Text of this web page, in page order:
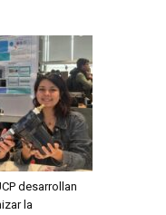
desarrollan
la